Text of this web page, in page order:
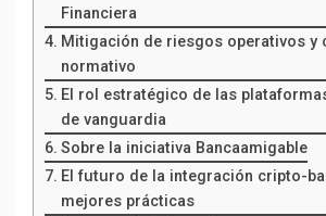
Financiera
Mitigación de riesgos operativos y
normativo
El rol estratégico de las
de vanguardia
Sobre la iniciativa Bancaamigable
El futuro de la integración cripto-
mejores prácticas